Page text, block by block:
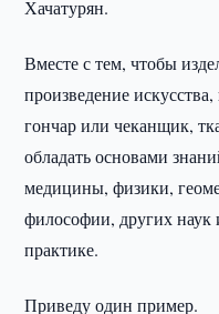
Хачатурян.
Вместе с тем, чтобы
произведение
гончар или чеканщик,
обладать основами
медицины, физики,
философии, других наук
практике.
Приведу один пример.